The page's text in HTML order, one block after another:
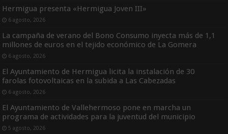
Hermigua presenta «Hermigua Joven III»
6 agosto, 2026
La campaña de verano del Bono Consumo inyecta más de 1,1
millones de euros en el tejido económico de La Gomera
6 agosto, 2026
El Ayuntamiento de Hermigua licita la instalación de 30
farolas fotovoltaicas en la subida a Las Cabezadas
6 agosto, 2026
El Ayuntamiento de Vallehermoso pone en marcha un
programa de actividades para la juventud del municipio
5 agosto, 2026